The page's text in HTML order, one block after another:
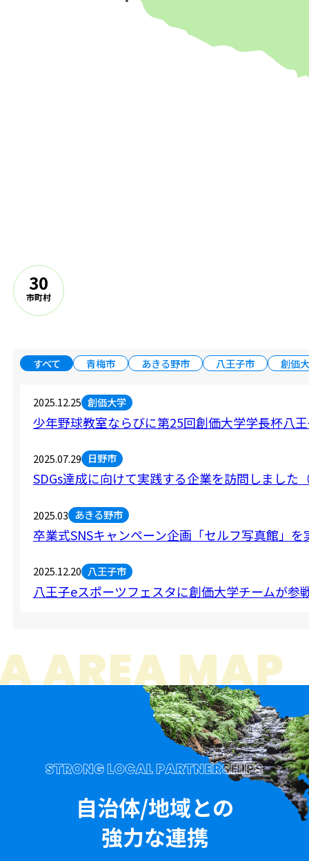
30
市町村
すべて 青梅市 あきる野市 八王子市 創価
2025.12.25 創価大学
少年野球教室ならびに第25回創価大学学長杯八
2025.07.29 日野市
SDGs達成に向けて実践する企業を訪問しました
2025.03 あきる野市
卒業式SNSキャンペーン企画「セルフ写真館」を
2025.12.20 八王子市
八王子eスポーツフェスタに創価大学チームが
2025.07.28 八王子市
理工学部の学生が八王子市立南大沢中学校にて
青梅市
第23回創価大学学長杯「サマージュニアカップ
八王子市
第14回大学コンソーシアム八王子学生発表会
八王子市
自治体/地域との
強力な連携